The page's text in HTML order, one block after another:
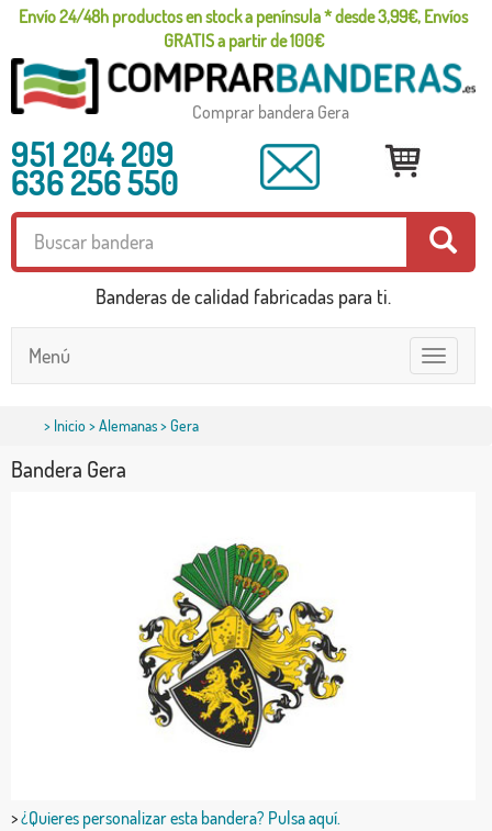
Envío 24/48h productos en stock a península * desde 3,99€, Envíos
GRATIS a partir de 100€
Comprar bandera Gera
951 204 209
636 256 550
Banderas de calidad fabricadas para ti.
Toggle
navigation
Menú
> Inicio>Alemanas> Gera
Bandera Gera
>¿Quieres personalizar esta bandera? Pulsa aquí.